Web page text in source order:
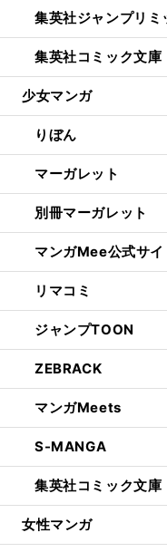
集英社ジャンプリミ
集英社コミック文庫
少女マンガ
りぼん
マーガレット
別冊マーガレット
マンガMee公式サイ
リマコミ
ジャンプTOON
ZEBRACK
マンガMeets
S-MANGA
集英社コミック文庫
女性マンガ